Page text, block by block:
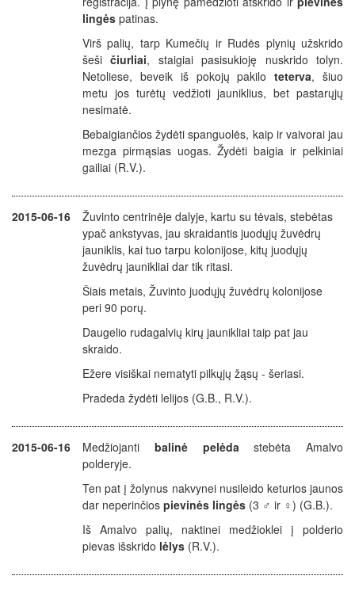
lingės patinas.
Virš palių, tarp Kumečių ir Rudės plynių užskrido
šešičiurliai, staigiai pasisukioję nuskrido tolyn.
Netoliese, beveik iš pokojų pakiloteterva, šiuo
metu jos turėtų vedžioti jauniklius, bet pastarųjų
nesimatė.
Bebaigiančios žydėti spanguolės, kaip ir vaivorai jau
mezga pirmąsias uogas. Žydėti baigia ir pelkiniai
gailiai (R.V.).
2015-06-16
Žuvinto centrinėje dalyje, kartu su tėvais, stebėtas
ypač ankstyvas, jau skraidantis juodųjų žuvėdrų
jauniklis, kai tuo tarpu kolonijose, kitų juodųjų
žuvėdrų jaunikliai dar tik ritasi.
Šiais metais, Žuvinto juodųjų žuvėdrų kolonijose
peri 90 porų.
Daugelio rudagalvių kirų jaunikliai taip pat jau
skraido.
Ežere visiškai nematyti pilkųjų žąsų - šeriasi.
Pradeda žydėti lelijos (G.B., R.V.).
2015-06-16 Medžiojanti balinė pelėdastebėta Amalvo
polderyje.
Ten pat į žolynus nakvynei nusileido keturios jaunos
dar neperinčios pievinės lingės (3 ♂ ir ♀) (G.B.).
Iš Amalvo palių, naktinei medžioklei į polderio
pievas išskrido lėlys (R.V.).